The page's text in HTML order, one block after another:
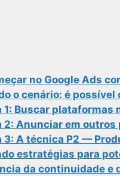
no Google Ads
o cenário: é possível
1: Buscar plataformas
2: Anunciar em outros
3: A técnica P2 —
estratégias para
da continuidade e